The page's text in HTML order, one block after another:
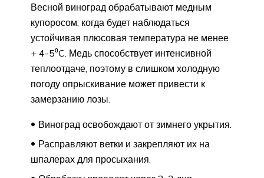
Весной виноград обрабатывают медным
купоросом, когда будет наблюдаться
устойчивая плюсовая температура не менее
+ 4-5⁰C. Медь способствует интенсивной
теплоотдаче, поэтому в слишком холодную
погоду опрыскивание может привести к
замерзанию лозы.
Виноград освобождают от зимнего укрытия.
Расправляют ветки и закрепляют их на
шпалерах для просыхания.